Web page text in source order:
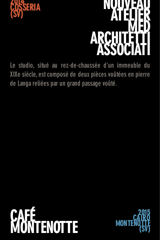
NOUVEAU
ATELIER
MED
ARCHITETTI
ASSOCIATI
COSSERIA
(SV)
Le studio, situé au rez-de-chaussée d'un immeuble du
XIXe siècle, est composé de deux pièces voûtées en pierre
de Langa reliées par un grand passage voûté.
CAFÉ
MONTENOTTE
2015
CAIRO
MONTENOTTE
(SV)